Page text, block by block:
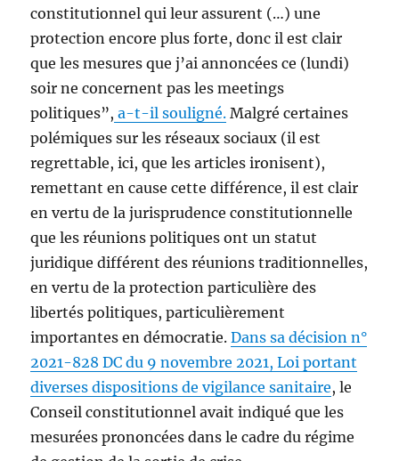
constitutionnel qui leur assurent (…) une
protection encore plus forte, donc il est clair
que les mesures que j’ai annoncées ce (lundi)
soir ne concernent pas les meetings
politiques”, a-t-il souligné. Malgré certaines
polémiques sur les réseaux sociaux (il est
regrettable, ici, que les articles ironisent),
remettant en cause cette différence, il est clair
en vertu de la jurisprudence constitutionnelle
que les réunions politiques ont un statut
juridique différent des réunions traditionnelles,
en vertu de la protection particulière des
libertés politiques, particulièrement
importantes en démocratie.Dans sa décision n°
2021-828 DC du 9 novembre 2021, Loi portant
diverses dispositions de vigilance sanitaire, le
Conseil constitutionnel avait indiqué que les
mesurées prononcées dans le cadre du régime